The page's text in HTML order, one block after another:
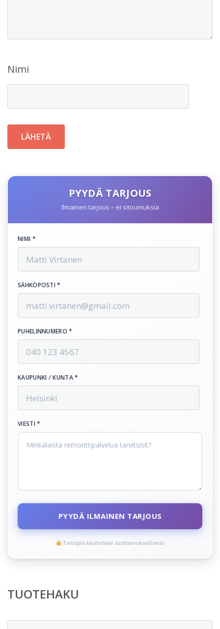
Nimi
PYYDÄ TARJOUS
Ilmainen tarjous – ei sitoumuksia
NIMI *
SÄHKÖPOSTI *
PUHELINNUMERO *
KAUPUNKI / KUNTA *
VIESTI *
PYYDÄ ILMAINEN TARJOUS
Tietojasi käsitellään luottamuksellisesti
TUOTEHAKU